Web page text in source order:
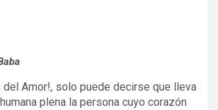
del Amor!, solo puede decirse que lleva
plena la persona cuyo corazón